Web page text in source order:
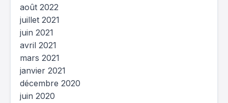
août 2022
juillet 2021
juin 2021
avril 2021
mars 2021
janvier 2021
décembre 2020
juin 2020